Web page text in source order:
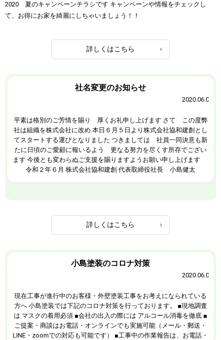
2020 夏のキャンペーンチラシです キャンペーンや情報をチェックし
て、お得にお家を綺麗にしちゃいましょう！！
詳しくはこちら
社名変更のお知らせ
2020.06.05
平素は格別のご芳情を賜り 厚くお礼申し上げます さて この度弊
社は組織を株式会社に改め 本日６月５日より株式会社協和建創とし
てスタートする運びとなりました つきましては 社員一同決意も新
たに日頃のご愛顧に報いるよう 更なる努力を尽くす所存でござい
ます 今後とも変わらぬご支援を賜りますようお願い申し上げます
令和２年６月 株式会社協和建創 代表取締役社長 小島健太
詳しくはこちら
小島塗装のコロナ対策
2020.06.05
現在工事が進行中のお客様・外壁塗装工事をお考えになられている
方へ 小島塗装では下記のコロナ対策を行っております。 ■現地調査
は マスクの着用必須 ■会社の出入の際には アルコール消毒を徹底 ■
ご提案・商談はお電話・オンラインでも実施可能（メール・郵送・
LINE・zoomでの対応も可能です） ■工事中の作業報告は、お電話・